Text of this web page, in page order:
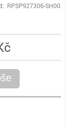
RPSP927306-SH00